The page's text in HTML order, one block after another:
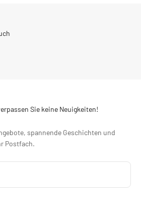
Sie keine Neuigkeiten!
spannende Geschichten und
Postfach.